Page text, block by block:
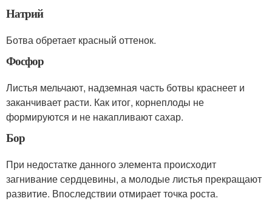
Натрий
Ботва обретает красный оттенок.
Фосфор
Листья мельчают, надземная часть ботвы краснеет и
заканчивает расти. Как итог, корнеплоды не
формируются и не накапливают сахар.
Бор
При недостатке данного элемента происходит
загнивание сердцевины, а молодые листья прекращают
развитие. Впоследствии отмирает точка роста.